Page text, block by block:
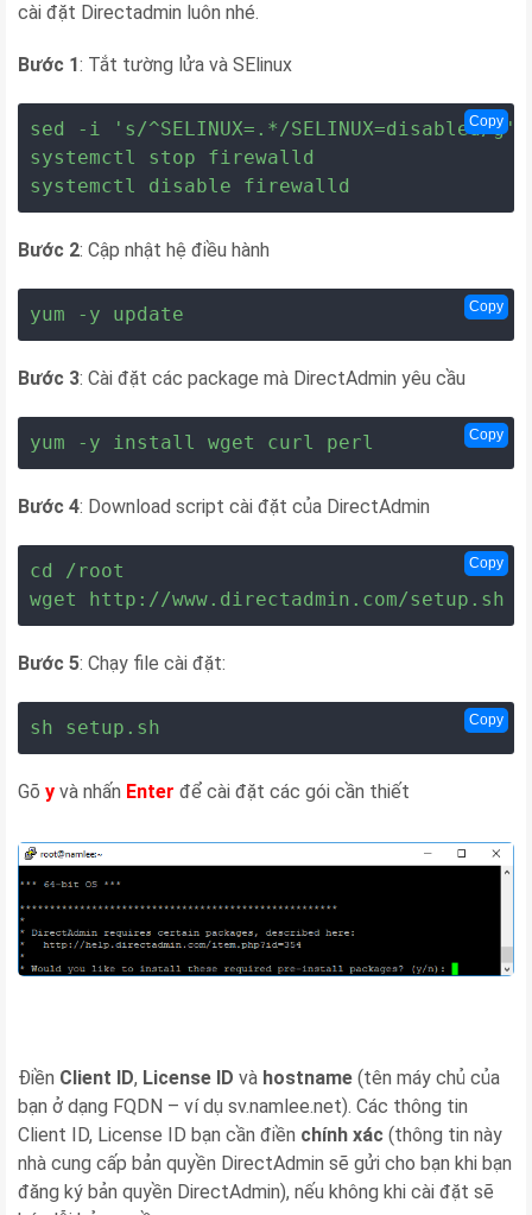
cài đặt Directadmin luôn nhé.
Bước 1: Tắt tường lửa và SElinux
sed -i 's/^SELINUX=.*/SELINUX=disabled/
systemctl stop firewalld
systemctl disable firewalld
Copy
Bước 2: Cập nhật hệ điều hành
yum -y update Copy
Bước 3: Cài đặt các package mà DirectAdmin yêu cầu
yum -y install wget curl perl Copy
Bước 4: Download script cài đặt của DirectAdmin
cd /root
wget http://www.directadmin.com/setup.sh
Copy
Bước 5: Chạy file cài đặt:
sh setup.sh Copy
Gõ y và nhấn Enter để cài đặt các gói cần thiết
Điền Client ID, License ID và hostname (tên máy chủ của
bạn ở dạng FQDN – ví dụ sv.namlee.net). Các thông tin
Client ID, License ID bạn cần điền chính xác (thông tin này
nhà cung cấp bản quyền DirectAdmin sẽ gửi cho bạn khi bạn
đăng ký bản quyền DirectAdmin), nếu không khi cài đặt sẽ